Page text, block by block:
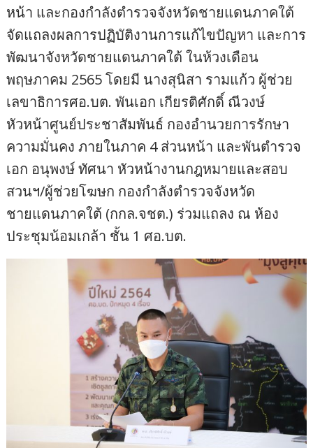
หน้า และกองกำลังตำรวจจังหวัดชายแดนภาคใต้
จัดแถลงผลการปฏิบัติงานการแก้ไขปัญหา และการ
พัฒนาจังหวัดชายแดนภาคใต้ ในห้วงเดือน
พฤษภาคม 2565 โดยมี นางสุนิสา รามแก้ว ผู้ช่วย
เลขาธิการศอ.บต. พันเอก เกียรติศักดิ์ ณีวงษ์
หัวหน้าศูนย์ประชาสัมพันธ์ กองอำนวยการรักษา
ความมั่นคง ภายในภาค 4 ส่วนหน้า และพันตำรวจ
เอก อนุพงษ์ ทัศนา หัวหน้างานกฎหมายและสอบ
สวนฯ/ผู้ช่วยโฆษก กองกำลังตำรวจจังหวัด
ชายแดนภาคใต้ (กกล.จชต.) ร่วมแถลง ณ ห้อง
ประชุมน้อมเกล้า ชั้น 1 ศอ.บต.